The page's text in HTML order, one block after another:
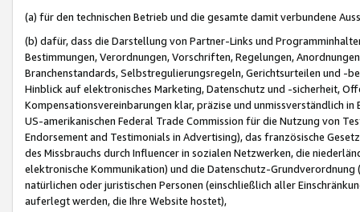
(a) für den technischen Betrieb und die gesamte damit verbundene
(b) dafür, dass die Darstellung von Partner-Links und
Bestimmungen, Verordnungen, Vorschriften, Regelungen,
Branchenstandards, Selbstregulierungsregeln, Gerichtsurteilen und -
Hinblick auf elektronisches Marketing, Datenschutz und -sicherheit,
Kompensationsvereinbarungen klar, präzise und unmissverständlich
US-amerikanischen Federal Trade Commission für die Nutzung von
Endorsement and Testimonials in Advertising), das französische
des Missbrauchs durch Influencer in sozialen Netzwerken, die
elektronische Kommunikation) und die Datenschutz-
natürlichen oder juristischen Personen (einschließlich aller
auferlegt werden, die Ihre Website hostet),